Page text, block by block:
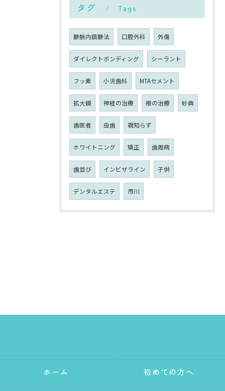
タグ Tags
静脈内鎮静法 口腔外科 外傷
ダイレクトボンディング シーラント
フッ素 小児歯科 MTAセメント
拡大鏡 神経の治療 根の治療 妙典
歯医者 虫歯 親知らず
ホワイトニング 矯正 歯周病
歯並び インビザライン 子供
デンタルエステ 市川
ホーム 初めての方へ